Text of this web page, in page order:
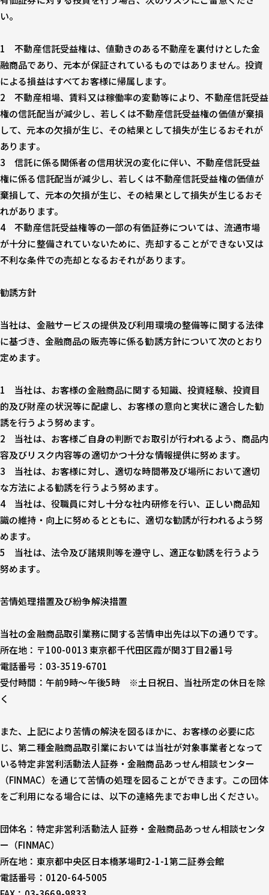
い。
不動産信託受益権は、値動きのある不動産を裏付けとした金
融商品であり、元本が保証されているものではありません。投資
による損益はすべてお客様に帰属します。
不動産相場、賃料又は稼働率の変動等により、不動産信託受益
権の信託配当が減少し、若しくは不動産信託受益権の価値が棄損
して、元本の欠損が生じ、その結果として損失が生じるおそれが
あります。
信託に係る関係者の信用状況の変化に伴い、不動産信託受益
権に係る信託配当が減少し、若しくは不動産信託受益権の価値が
棄損して、元本の欠損が生じ、その結果として損失が生じるおそ
れがあります。
不動産信託受益権等の一部の有価証券については、流通市場
が十分に整備されていないために、売却することができない又は
不利な条件での売却となるおそれがあります。
勧誘方針
当社は、金融サービスの提供及び利用環境の整備等に関する法律
に基づき、金融商品の販売等に係る勧誘方針について次のとおり
定めます。
当社は、お客様の金融商品に関する知識、投資経験、投資目
的及び財産の状況等に配慮し、お客様の意向と実状に適合した勧
誘を行うよう努めます。
当社は、お客様ご自身の判断でお取引が行われるよう、商品内
容及びリスク内容等の適切かつ十分な情報提供に努めます。
当社は、お客様に対し、適切な時間帯及び場所において適切
な方法による勧誘を行うよう努めます。
当社は、役職員に対し十分な社内研修を行い、正しい商品知
識の維持・向上に努めるとともに、適切な勧誘が行われるよう努
めます。
当社は、法令及び諸規則等を遵守し、適正な勧誘を行うよう
努めます。
苦情処理措置及び紛争解決措置
当社の金融商品取引業務に関する苦情申出先は以下の通りです。
所在地：〒100-0013 東京都千代田区霞が関3丁目2番1号
電話番号：03-3519-6701
受付時間：午前9時～午後5時 ※土日祝日、当社所定の休日を除
く
また、上記により苦情の解決を図るほかに、お客様の必要に応
じ、第二種金融商品取引業においては当社が対象事業者となって
いる特定非営利活動法人証券・金融商品あっせん相談センター
（FINMAC）を通じて苦情の処理を図ることができます。この団体
をご利用になる場合には、以下の連絡先までお申し出ください。
団体名：特定非営利活動法人 証券・金融商品あっせん相談センタ
ー（FINMAC）
所在地：東京都中央区日本橋茅場町2-1-1第二証券会館
電話番号：0120-64-5005